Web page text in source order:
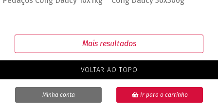
Mais resultados
VOLTAR AO TOPO
Minha conta Ir para o carrinho